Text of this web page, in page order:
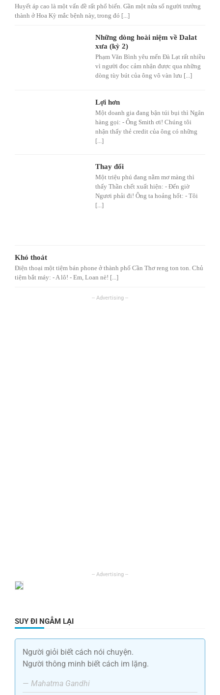
Huyết áp cao là một vấn đề rất phổ biến. Gần một nửa số người trưởng
thành ở Hoa Kỳ mắc bệnh này, trong đó [...]
Những dòng hoài niệm về Dalat
xưa (kỳ 2)
Phạm Văn Bình yêu mến Đà Lạt rất nhiều
vì người đọc cảm nhận được qua những
dòng tùy bút của ông vô vàn lưu [...]
Lợi hơn
Một doanh gia đang bận túi bụi thì Ngân
hàng gọi: - Ông Smith ơi! Chúng tôi
nhận thấy thẻ credit của ông có những
[...]
Thay đổi
Một triệu phú đang nằm mơ màng thì
thấy Thần chết xuất hiện: - Đến giờ
Ngươi phải đi! Ông ta hoảng hốt: - Tôi
[...]
Khó thoát
Điện thoại một tiệm bán phone ở thành phố Cần Thơ reng ton ton. Chủ
tiệm bắt máy: - A lô! - Em, Loan nè! [...]
SUY ĐI NGẪM LẠI
Người giỏi biết cách nói chuyện.
Người thông minh biết cách im lặng.
— Mahatma Gandhi